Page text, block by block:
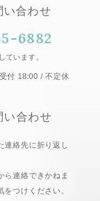
い合わせ
6882
ています。
付 18:00 / 不定休
い合わせ
連絡先に折り返し
ら連絡できかねま
つけください。